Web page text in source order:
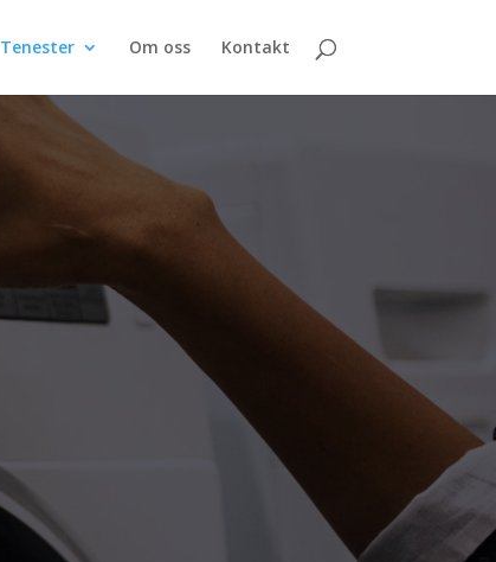
Tenester Om oss Kontakt